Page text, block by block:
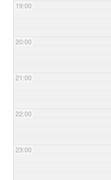
19:00
20:00
21:00
22:00
23:00